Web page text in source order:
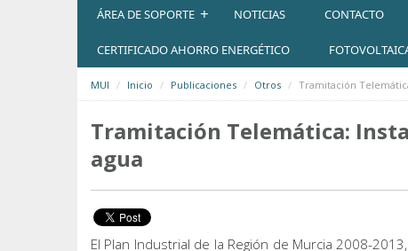
ÁREA DE SOPORTE + NOTICIAS CONTACTO
CERTIFICADO AHORRO ENERGÉTICO
MUI Inicio Publicaciones Otros Tramitación
Tramitación Telemática:
agua
El Plan Industrial de la Región de Murcia 2008-